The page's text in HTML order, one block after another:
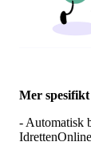
Mer
- Automatisk
IdrettenOnline